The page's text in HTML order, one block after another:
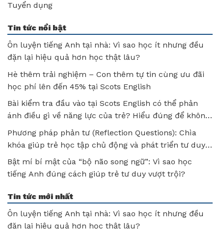
Tuyển dụng
Tin tức nổi bật
Ôn luyện tiếng Anh tại nhà: Vì sao học ít nhưng đều
đặn lại hiệu quả hơn học thật lâu?
Hè thêm trải nghiệm – Con thêm tự tin cùng ưu đãi
học phí lên đến 45% tại Scots English
Bài kiểm tra đầu vào tại Scots English có thể phản
ánh điều gì về năng lực của trẻ? Hiểu đúng để không
bỏ lỡ tiềm năng của con!
Phương pháp phản tư (Reflection Questions): Chìa
khóa giúp trẻ học tập chủ động và phát triển tư duy
sau mỗi bài học
Bật mí bí mật của “bộ não song ngữ”: Vì sao học
tiếng Anh đúng cách giúp trẻ tư duy vượt trội?
Tin tức mới nhất
Ôn luyện tiếng Anh tại nhà: Vì sao học ít nhưng đều
đặn lại hiệu quả hơn học thật lâu?